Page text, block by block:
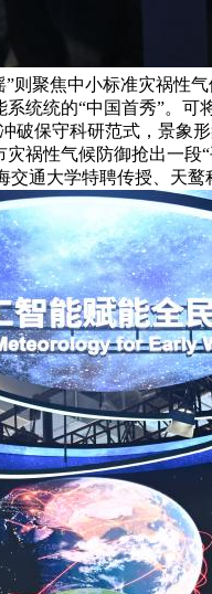
聚焦中小标准灾祸性
统统的“中国首秀”。
破保守科研范式，景象
性气候防御抢出一段
通大学特聘传授、天